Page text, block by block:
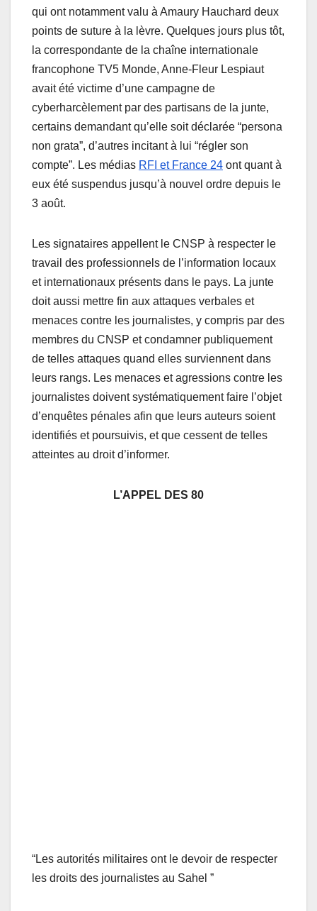
qui ont notamment valu à Amaury Hauchard deux
points de suture à la lèvre. Quelques jours plus tôt,
la correspondante de la chaîne internationale
francophone TV5 Monde, Anne-Fleur Lespiaut
avait été victime d’une campagne de
cyberharcèlement par des partisans de la junte,
certains demandant qu’elle soit déclarée “persona
non grata”, d’autres incitant à lui “régler son
compte”. Les médias RFI et France 24 ont quant à
eux été suspendus jusqu’à nouvel ordre depuis le
3 août.
Les signataires appellent le CNSP à respecter le
travail des professionnels de l’information locaux
et internationaux présents dans le pays. La junte
doit aussi mettre fin aux attaques verbales et
menaces contre les journalistes, y compris par des
membres du CNSP et condamner publiquement
de telles attaques quand elles surviennent dans
leurs rangs. Les menaces et agressions contre les
journalistes doivent systématiquement faire l’objet
d’enquêtes pénales afin que leurs auteurs soient
identifiés et poursuivis, et que cessent de telles
atteintes au droit d’informer.
L’APPEL DES 80
“Les autorités militaires ont le devoir de respecter
les droits des journalistes au Sahel ”